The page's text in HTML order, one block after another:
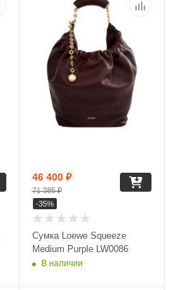
Сумка Loewe Squeeze
Medium Purple LW0086
В наличии
46 400₽
71 385₽
-35%